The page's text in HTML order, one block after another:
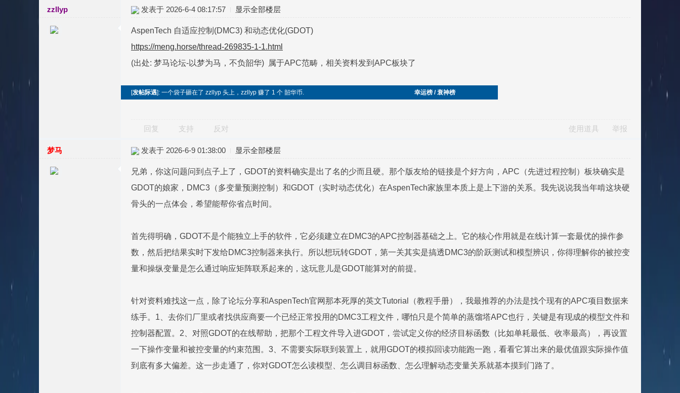
zzllyp 发表于 2026-6-4 08:17:57 显示全部楼层
AspenTech 自适应控制(DMC3) 和动态优化(GDOT)
https://meng.horse/thread-269835-1-1.html
(出处: 梦马论坛-以梦为马，不负韶华) 属于APC范畴，相关资料发到APC板块了
[发帖际遇]: 一个袋子砸在了 zzllyp 头上，zzllyp 赚了 1 个 韶华币. 幸运榜 / 衰神榜
回复 支持 反对 使用道具 举报
梦马 发表于 2026-6-9 01:38:00 显示全部楼层
兄弟，你这问题问到点子上了，GDOT的资料确实是出了名的少而且硬。那个版友给的链接是个好方向，APC（先进过程控制）板块确实是
GDOT的娘家，DMC3（多变量预测控制）和GDOT（实时动态优化）在AspenTech家族里本质上是上下游的关系。我先说说我当年啃这块硬
骨头的一点体会，希望能帮你省点时间。
首先得明确，GDOT不是个能独立上手的软件，它必须建立在DMC3的APC控制器基础之上。它的核心作用就是在线计算一套最优的操作参
数，然后把结果实时下发给DMC3控制器来执行。所以想玩转GDOT，第一关其实是搞透DMC3的阶跃测试和模型辨识，你得理解你的被控变
量和操纵变量是怎么通过响应矩阵联系起来的，这玩意儿是GDOT能算对的前提。
针对资料难找这一点，除了论坛分享和AspenTech官网那本死厚的英文Tutorial（教程手册），我最推荐的办法是找个现有的APC项目数据来
练手。1、去你们厂里或者找供应商要一个已经正常投用的DMC3工程文件，哪怕只是个简单的蒸馏塔APC也行，关键是有现成的模型文件和
控制器配置。2、对照GDOT的在线帮助，把那个工程文件导入进GDOT，尝试定义你的经济目标函数（比如单耗最低、收率最高），再设置
一下操作变量和被控变量的约束范围。3、不需要实际联到装置上，就用GDOT的模拟回读功能跑一跑，看看它算出来的最优值跟实际操作值
到底有多大偏差。这一步走通了，你对GDOT怎么读模型、怎么调目标函数、怎么理解动态变量关系就基本摸到门路了。